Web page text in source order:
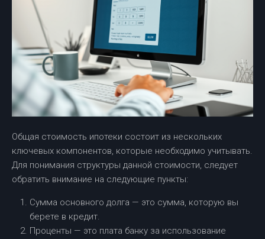
Общая стоимость ипотеки состоит из нескольких
ключевых компонентов, которые необходимо учитывать.
Для понимания структуры данной стоимости, следует
обратить внимание на следующие пункты:
Сумма основного долга — это сумма, которую вы
берете в кредит.
Проценты — это плата банку за использование